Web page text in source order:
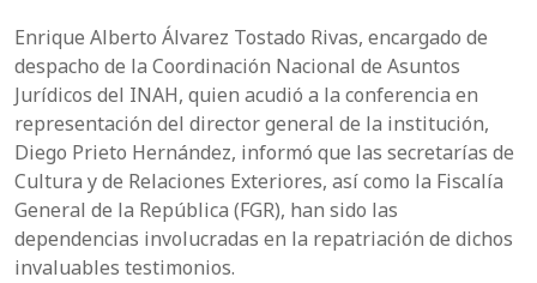
Enrique Alberto Álvarez Tostado Rivas, encargado de
despacho de la Coordinación Nacional de Asuntos
Jurídicos del INAH, quien acudió a la conferencia en
representación del director general de la institución,
Diego Prieto Hernández, informó que las secretarías de
Cultura y de Relaciones Exteriores, así como la Fiscalía
General de la República (FGR), han sido las
dependencias involucradas en la repatriación de dichos
invaluables testimonios.